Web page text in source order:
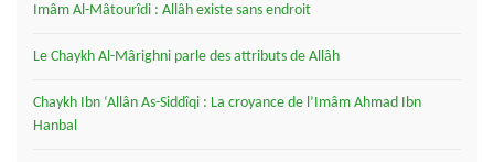
Imâm Al-Mâtourîdi : Allâh existe sans endroit
Le Chaykh Al-Mârighni parle des attributs de Allâh
Chaykh Ibn ‘Allân As-Siddîqi : La croyance de l’Imâm Ahmad Ibn
Hanbal